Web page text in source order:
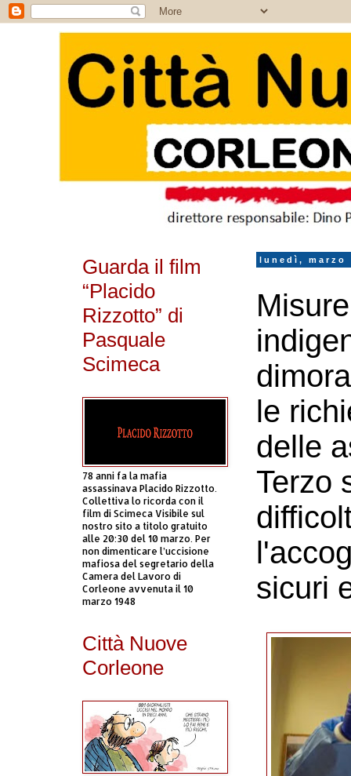
lunedì, marzo
le
delle
Terzo
sicuri
Guarda il film
“Placido
Rizzotto” di
Pasquale
Scimeca
78 anni fa la mafia
assassinava Placido Rizzotto.
Collettiva lo ricorda con il
film di Scimeca Visibile sul
nostro sito a titolo gratuito
alle 20:30 del 10 marzo. Per
non dimenticare l’uccisione
mafiosa del segretario della
Camera del Lavoro di
Corleone avvenuta il 10
marzo 1948
Città Nuove
Corleone